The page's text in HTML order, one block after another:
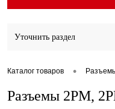
Уточнить раздел
Каталог товаров •
Разъемы 2РМ,